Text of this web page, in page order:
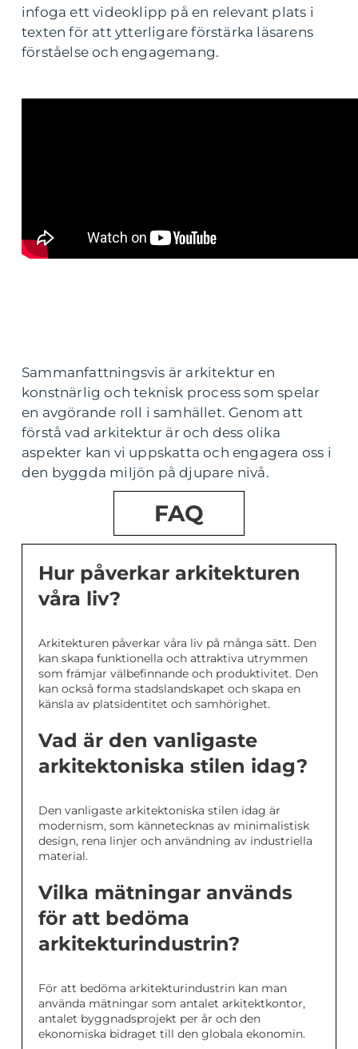
infoga ett videoklipp på en relevant plats i
texten för att ytterligare förstärka läsarens
förståelse och engagemang.
Sammanfattningsvis är arkitektur en
konstnärlig och teknisk process som spelar
en avgörande roll i samhället. Genom att
förstå vad arkitektur är och dess olika
aspekter kan vi uppskatta och engagera oss i
den byggda miljön på djupare nivå.
FAQ
Hur påverkar arkitekturen
våra liv?
Arkitekturen påverkar våra liv på många sätt. Den
kan skapa funktionella och attraktiva utrymmen
som främjar välbefinnande och produktivitet. Den
kan också forma stadslandskapet och skapa en
känsla av platsidentitet och samhörighet.
Vad är den vanligaste
arkitektoniska stilen idag?
Den vanligaste arkitektoniska stilen idag är
modernism, som kännetecknas av minimalistisk
design, rena linjer och användning av industriella
material.
Vilka mätningar används
för att bedöma
arkitekturindustrin?
För att bedöma arkitekturindustrin kan man
använda mätningar som antalet arkitektkontor,
antalet byggnadsprojekt per år och den
ekonomiska bidraget till den globala ekonomin.